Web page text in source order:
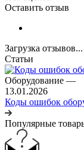
Оставить отзыв
Загрузка отзывов...
Статьи
Оборудование —
13.01.2026
Коды ошибок
Популярные